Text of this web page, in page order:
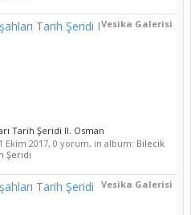
Vesika Galerisi
Tarih Şeridi I
Tarih Şeridi II. Osman
Ekim 2017, 0 yorum, in album: Bilecik
Şeridi
Vesika Galerisi
Tarih Şeridi